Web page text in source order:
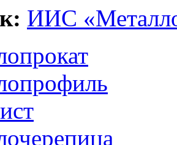
ИИС